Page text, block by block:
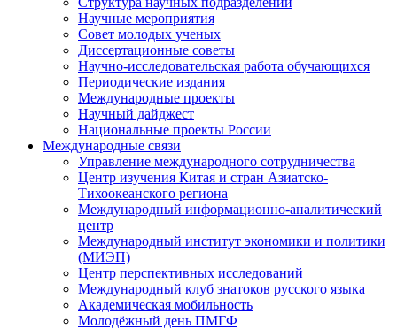
Научные мероприятия
Совет молодых ученых
Диссертационные советы
Научно-исследовательская работа обучающихся
Периодические издания
Международные проекты
Научный дайджест
Национальные проекты России
Международные связи
Управление международного сотрудничества
Центр изучения Китая и стран Азиатско-
Тихоокеанского региона
Международный информационно-аналитический
центр
Международный институт экономики и политики
(МИЭП)
Центр перспективных исследований
Международный клуб знатоков русского языка
Академическая мобильность
Молодёжный день ПМГФ